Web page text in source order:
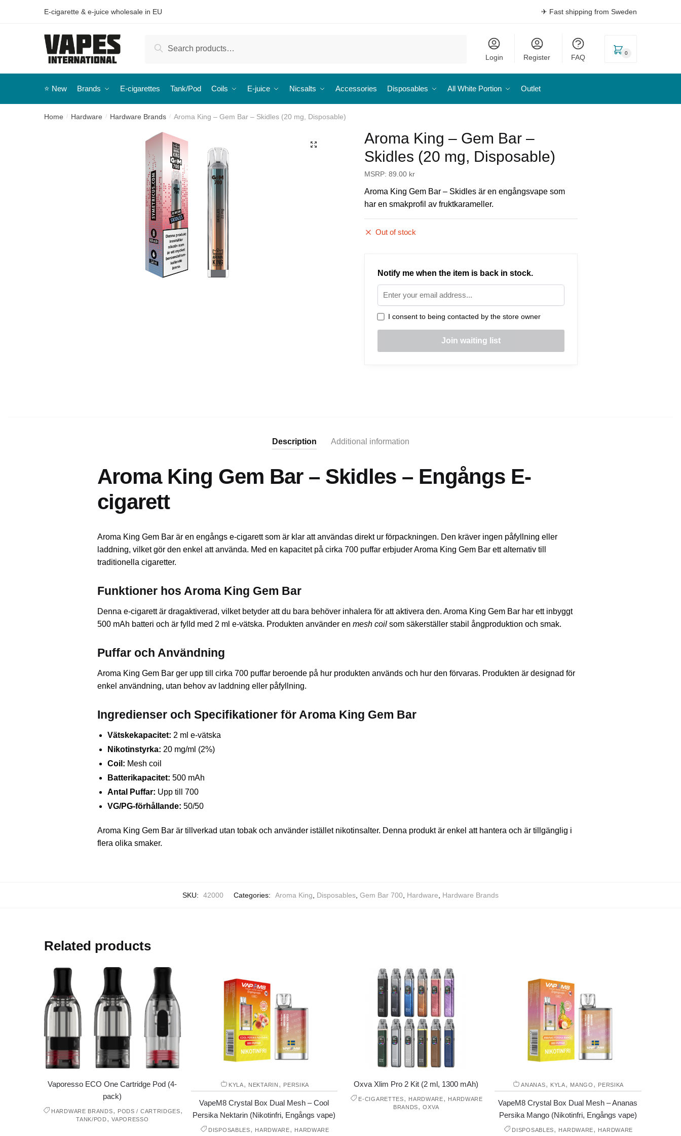
E-cigarette & e-juice wholesale in EU ✈ Fast shipping from Sweden
Search
Login Register FAQ
0
⭐️ New Brands E-cigarettes Tank/Pod Coils E-juice Nicsalts Accessories Disposables All White Portion Outlet
Home / Hardware / Hardware Brands / Aroma King – Gem Bar – Skidles (20 mg, Disposable)
🔍
Aroma King – Gem Bar –
Skidles (20 mg, Disposable)
MSRP: 89.00 kr
Aroma King Gem Bar – Skidles är en engångsvape som
har en smakprofil av fruktkarameller.
Out of stock
Notify me when the item is back in stock.
I consent to being contacted by the store owner
Description Additional information
Aroma King Gem Bar – Skidles – Engångs E-
cigarett
Aroma King Gem Bar är en engångs e-cigarett som är klar att användas direkt ur förpackningen. Den kräver ingen påfyllning eller
laddning, vilket gör den enkel att använda. Med en kapacitet på cirka 700 puffar erbjuder Aroma King Gem Bar ett alternativ till
traditionella cigaretter.
Funktioner hos Aroma King Gem Bar
Denna e-cigarett är dragaktiverad, vilket betyder att du bara behöver inhalera för att aktivera den. Aroma King Gem Bar har ett inbyggt
500 mAh batteri och är fylld med 2 ml e-vätska. Produkten använder en mesh coil som säkerställer stabil ångproduktion och smak.
Puffar och Användning
Aroma King Gem Bar ger upp till cirka 700 puffar beroende på hur produkten används och hur den förvaras. Produkten är designad för
enkel användning, utan behov av laddning eller påfyllning.
Ingredienser och Specifikationer för Aroma King Gem Bar
Vätskekapacitet: 2 ml e-vätska
Nikotinstyrka: 20 mg/ml (2%)
Coil: Mesh coil
Batterikapacitet: 500 mAh
Antal Puffar: Upp till 700
VG/PG-förhållande: 50/50
Aroma King Gem Bar är tillverkad utan tobak och använder istället nikotinsalter. Denna produkt är enkel att hantera och är tillgänglig i
flera olika smaker.
SKU: 42000 Categories: Aroma King Disposables Gem Bar 700 Hardware Hardware Brands
Related products
Vaporesso ECO One Cartridge Pod (4-
pack)
HARDWARE BRANDS, PODS / CARTRIDGES,
TANK/POD,VAPORESSO
KYLA, NEKTARIN , PERSIKA
VapeM8 Crystal Box Dual Mesh – Cool
Persika Nektarin (Nikotinfri, Engångs vape)
DISPOSABLES, HARDWARE, HARDWARE
Oxva Xlim Pro 2 Kit (2 ml, 1300 mAh)
E-CIGARETTES, HARDWARE, HARDWARE
BRANDS,OXVA
ANANAS, KYLA, MANGO , PERSIKA
VapeM8 Crystal Box Dual Mesh – Ananas
Persika Mango (Nikotinfri, Engångs vape)
DISPOSABLES, HARDWARE, HARDWARE